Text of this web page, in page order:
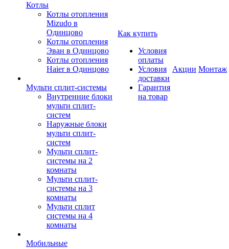
Котлы
Котлы отопления
Mizudo в
Одинцово
Котлы отопления
Эван в Одинцово
Котлы отопления
Haier в Одинцово
Мульти сплит-системы
Внутренние блоки
мульти сплит-
систем
Наружные блоки
мульти сплит-
систем
Мульти сплит-
системы на 2
комнаты
Мульти сплит-
системы на 3
комнаты
Мульти сплит
системы на 4
комнаты
Мобильные
Как купить
Условия
оплаты
Условия
доставки
Гарантия
на товар
Акции Монтаж